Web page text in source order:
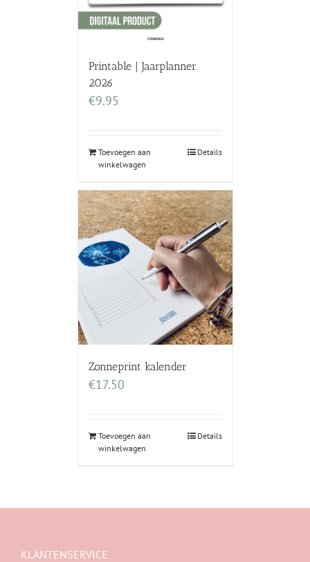
Printable | Jaarplanner
2026
€9.95
Toevoegen aan
winkelwagen
Details
Zonneprint kalender
€17.50
Toevoegen aan
winkelwagen
Details
KLANTENSERVICE